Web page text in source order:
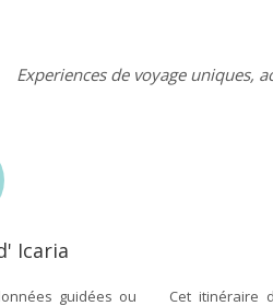
Experiences de voyage uniques,
Icaria
guidées ou
Cet itinéraire